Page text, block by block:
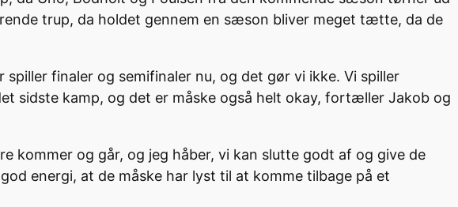
trup, da holdet gennem en sæson bliver meget tætte, da de
finaler og semifinaler nu, og det gør vi ikke. Vi spiller
sidste kamp, og det er måske også helt okay, fortæller Jakob og
kommer og går, og jeg håber, vi kan slutte godt af og give de
energi, at de måske har lyst til at komme tilbage på et